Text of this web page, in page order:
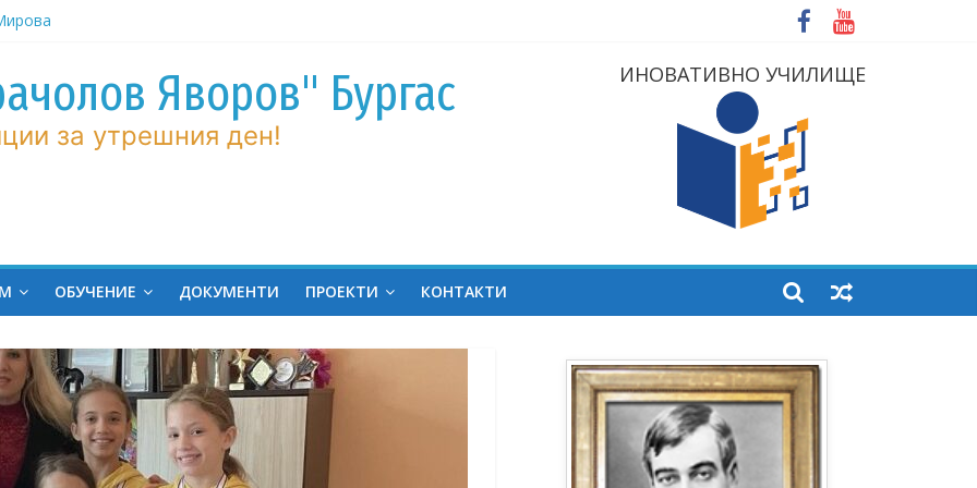
с
по
Яворов" Бургас
за утрешния ден!
ИНОВАТИВНО УЧИЛИЩЕ
ОБУЧЕНИЕ ДОКУМЕНТИ ПРОЕКТИ КОНТАКТИ